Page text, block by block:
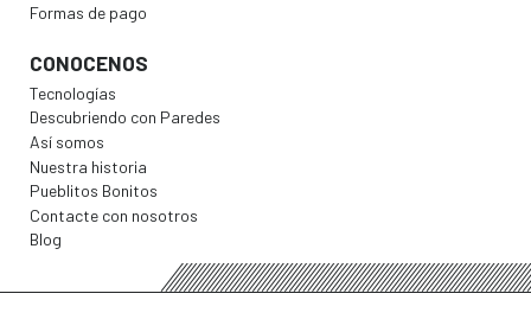
Formas de pago
CONOCENOS
Tecnologías
Descubriendo con Paredes
Así somos
Nuestra historia
Pueblitos Bonitos
Contacte con nosotros
Blog